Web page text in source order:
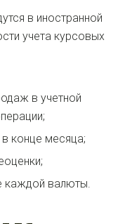
в иностранной
учета курсовых
в учетной
конце месяца;
каждой валюты.